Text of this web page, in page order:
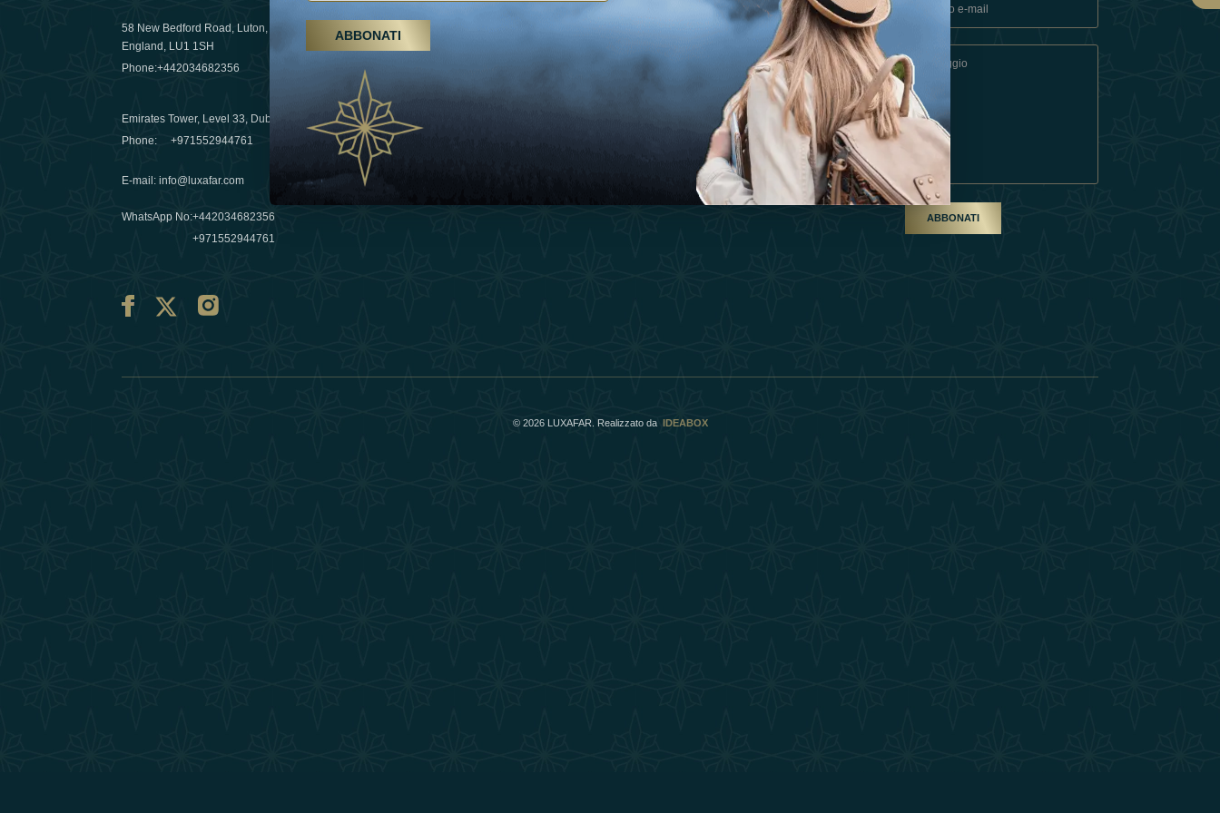
58 New Bedford Road, Luton,
England, LU1 1SH
Phone:+442034682356
Emirates Tower, Level 33, Dubai, UAE
Phone:+971552944761
E-mail :info@luxafar.com
WhatsApp No:+442034682356
+971552944761
Escursioni, trattamenti termali e yoga, gli
Emirati Arabi Uniti crescono come
destinazione del benessere
03 April 2025
Évasions hivernales pour les voyageurs des
Émirats: refinir le voyage de luxe
10 March 2025
Esperienza
Termini E Condizioni
Diventa Un Partner
Our Team
ABBONATI
© 2026 LUXAFAR. Realizzato da IDEABOX
ABBONATI